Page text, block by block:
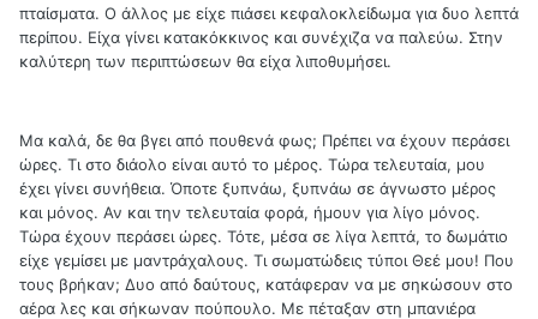
πταίσματα. Ο άλλος με είχε πιάσει κεφαλοκλείδωμα για δυο λεπτά
περίπου. Είχα γίνει κατακόκκινος και συνέχιζα να παλεύω. Στην
καλύτερη των περιπτώσεων θα είχα λιποθυμήσει.
Μα καλά, δε θα βγει από πουθενά φως; Πρέπει να έχουν περάσει
ώρες. Τι στο διάολο είναι αυτό το μέρος. Τώρα τελευταία, μου
έχει γίνει συνήθεια. Όποτε ξυπνάω, ξυπνάω σε άγνωστο μέρος
και μόνος. Αν και την τελευταία φορά, ήμουν για λίγο μόνος.
Τώρα έχουν περάσει ώρες. Τότε, μέσα σε λίγα λεπτά, το δωμάτιο
είχε γεμίσει με μαντράχαλους. Τι σωματώδεις τύποι Θεέ μου! Που
τους βρήκαν; Δυο από δαύτους, κατάφεραν να με σηκώσουν στο
αέρα λες και σήκωναν πούπουλο. Με πέταξαν στη μπανιέρα